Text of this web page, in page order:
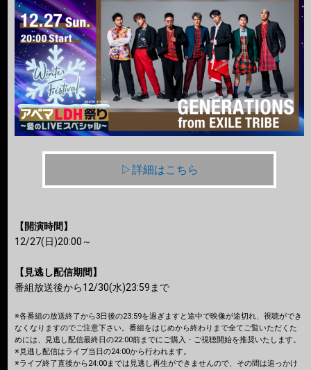
▷詳細はこちら
【開演時間】
12/27(日)20:00～
【見逃し配信期間】
番組放送後から12/30(水)23:59まで
※各番組の放送終了から3日後の23:59を過ぎますと途中で映像が途切れ、視聴ができ
なくなりますのでご注意下さい。番組をはじめから終わりまで全てご覧いただくた
めには、見逃し配信最終日の22:00前までにご購入・ご視聴開始を推奨いたします。
※見逃し配信はライブ当日の24:00から行われます。
※ライブ終了直後から24:00までは見逃し再生ができませんので、その間は追っかけ